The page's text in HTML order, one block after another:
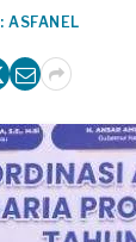
ASFANEL